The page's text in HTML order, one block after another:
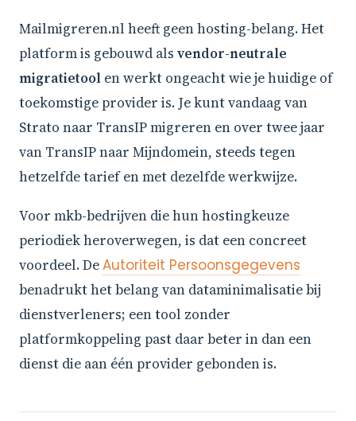
Mailmigreren.nl heeft geen hosting-belang. Het
platform is gebouwd als vendor-neutrale
migratietool en werkt ongeacht wie je huidige of
toekomstige provider is. Je kunt vandaag van
Strato naar TransIP migreren en over twee jaar
van TransIP naar Mijndomein, steeds tegen
hetzelfde tarief en met dezelfde werkwijze.
Voor mkb-bedrijven die hun hostingkeuze
periodiek heroverwegen, is dat een concreet
voordeel. DeAutoriteit Persoonsgegevens
benadrukt het belang van dataminimalisatie bij
dienstverleners; een tool zonder
platformkoppeling past daar beter in dan een
dienst die aan één provider gebonden is.